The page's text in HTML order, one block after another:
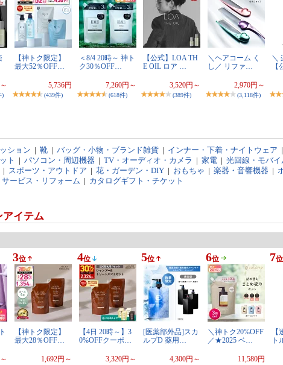
)
【神トク限定】
最大52％OFF…
5,736円
(439件)
＜8/4 20時～ 神ト
ク30％OFF…
7,260円～
(618件)
【公式】LOA TH
E OIL ロア …
3,520円～
(389件)
＼ヘアコーム く
し／ リファ…
2,970円～
(3,118件)
＼
ション | 靴 | バッグ・小物・ブランド雑貨 | インナー・下着・ナイトウェア |
ト | パソコン・周辺機器 | TV・オーディオ・カメラ | 家電 | 光回線・モバイ
| スポーツ・アウトドア | 花・ガーデン・DIY | おもちゃ | 楽器・音響機器 |
サービス・リフォーム | カタログギフト・チケット
アイテム
3位
【神トク限定】
最大28％OFF…
1,692円～
4位
【4日 20時～】3
0%OFFクーポ…
3,320円～
5位
[医薬部外品]スカ
ルプD 薬用…
4,300円～
6位
＼神トク20%OFF
／★2025 ベ…
11,580円
7位
ト